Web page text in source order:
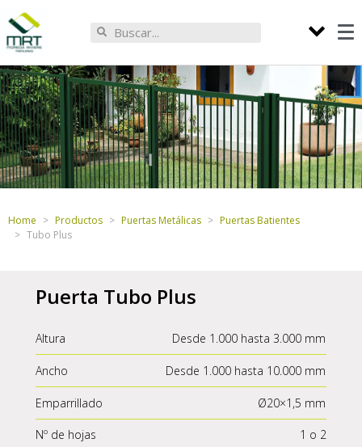
Home Productos Puertas Metálicas
Puertas Batientes
Tubo Plus
Puerta Tubo Plus
Altura Desde 1.000 hasta 3.000 mm
Ancho Desde 1.000 hasta 10.000 mm
Emparrillado Ø20×1,5 mm
Nº de hojas
1 o 2